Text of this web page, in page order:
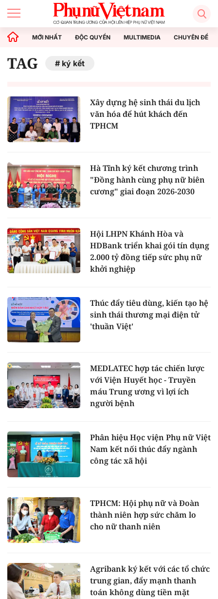
MỚI NHẤT ĐỘC QUYỀN MULTIMEDIA CHUYÊN ĐỀ
TAG ký kết
Xây dựng hệ sinh thái du lịch
văn hóa để hút khách đến
TPHCM
Hà Tĩnh ký kết chương trình
"Đồng hành cùng phụ nữ biên
cương" giai đoạn 2026-2030
Hội LHPN Khánh Hòa và
HDBank triển khai gói tín dụng
2.000 tỷ đồng tiếp sức phụ nữ
khởi nghiệp
Thúc đẩy tiêu dùng, kiến tạo hệ
sinh thái thương mại điện tử
'thuần Việt'
MEDLATEC hợp tác chiến lược
với Viện Huyết học - Truyền
máu Trung ương vì lợi ích
người bệnh
Phân hiệu Học viện Phụ nữ Việt
Nam kết nối thúc đẩy ngành
công tác xã hội
TPHCM: Hội phụ nữ và Đoàn
thành niên hợp sức chăm lo
cho nữ thanh niên
Agribank ký kết với các tổ chức
trung gian, đẩy mạnh thanh
toán không dùng tiền mặt